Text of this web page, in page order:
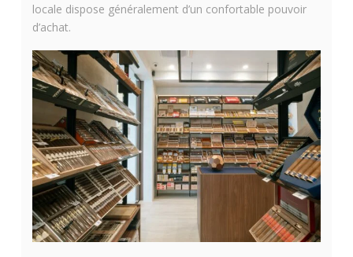
locale dispose généralement d’un confortable pouvoir
d’achat.